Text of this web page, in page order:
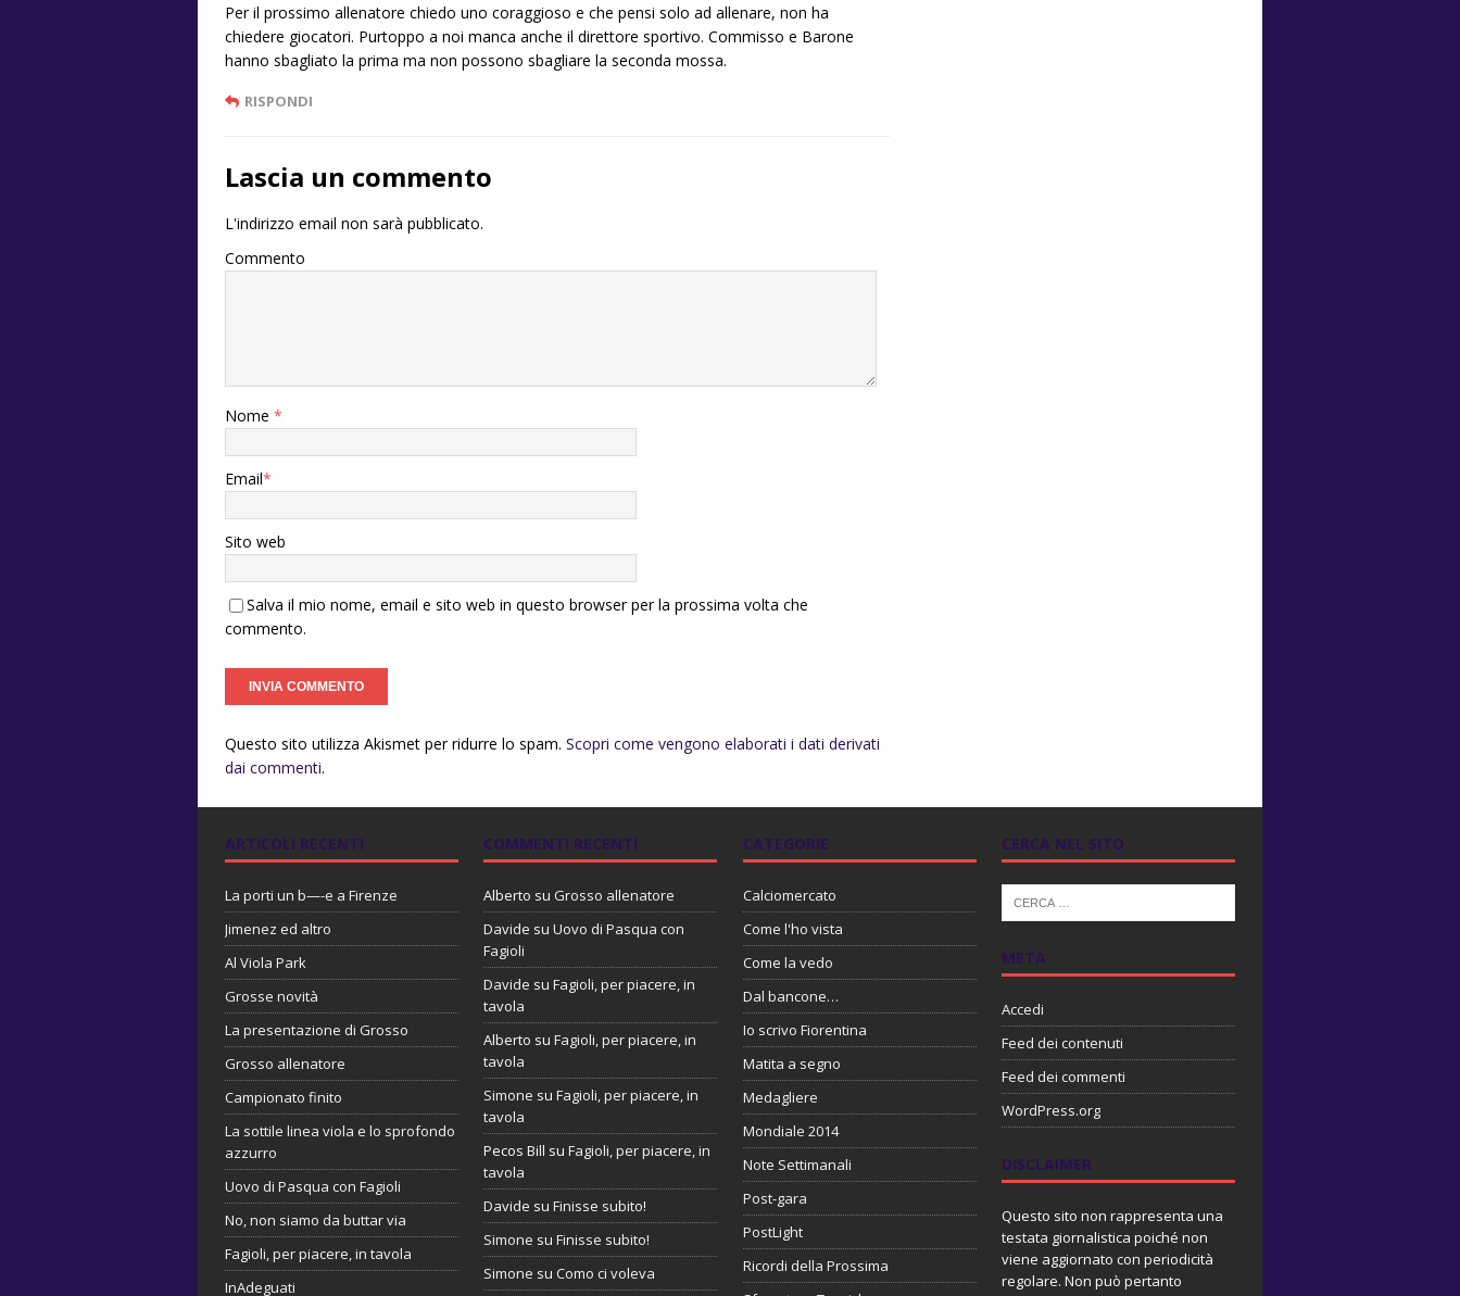
Per il prossimo allenatore chiedo uno coraggioso e che pensi solo ad allenare, non ha
chiedere giocatori. Purtoppo a noi manca anche il direttore sportivo. Commisso e Barone
hanno sbagliato la prima ma non possono sbagliare la seconda mossa.
RISPONDI
Lascia un commento
L'indirizzo email non sarà pubblicato.
Commento
Nome *
Email*
Sito web
Salva il mio nome, email e sito web in questo browser per la prossima volta che
commento.
Questo sito utilizza Akismet per ridurre lo spam. Scopri come vengono elaborati i dati derivati
dai commenti.
ARTICOLI RECENTI
La porti un b—-e a Firenze
Jimenez ed altro
Al Viola Park
Grosse novità
La presentazione di Grosso
Grosso allenatore
Campionato finito
La sottile linea viola e lo sprofondo
azzurro
Uovo di Pasqua con Fagioli
No, non siamo da buttar via
Fagioli, per piacere, in tavola
InAdeguati
COMMENTI RECENTI
Alberto su Grosso allenatore
Davide suUovo di Pasqua con
Fagioli
Davide suFagioli, per piacere, in
tavola
Alberto suFagioli, per piacere, in
tavola
Simone suFagioli, per piacere, in
tavola
Pecos Bill suFagioli, per piacere, in
tavola
Davide suFinisse subito!
Simone suFinisse subito!
Simone suComo ci voleva
CATEGORIE
Calciomercato
Come l'ho vista
Come la vedo
Dal bancone…
Io scrivo Fiorentina
Matita a segno
Medagliere
Mondiale 2014
Note Settimanali
Post-gara
PostLight
Ricordi della Prossima
CERCA NEL SITO
META
Accedi
Feed dei contenuti
Feed dei commenti
WordPress.org
DISCLAIMER
Questo sito non rappresenta una
testata giornalistica poiché non
viene aggiornato con periodicità
regolare. Non può pertanto